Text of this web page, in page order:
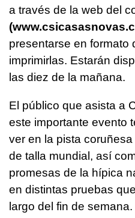
a través de la web del
presentarse en formato
imprimirlas. Estarán
las diez de la mañana.
El público que asista a
este importante evento
ver en la pista
de talla mundial, así
promesas de la hípica
en distintas pruebas
largo del fin de semana.